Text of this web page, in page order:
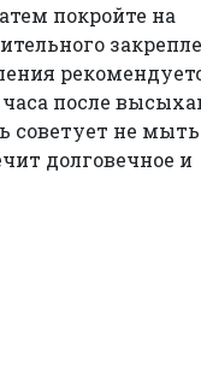
покройте на
после
советует не мыть
долговечное и